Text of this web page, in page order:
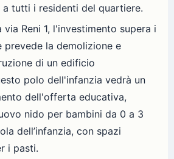
tutti i residenti del quartiere.
Reni 1, l'investimento supera i
prevede la demolizione e
di un edificio
polo dell'infanzia vedrà un
dell'offerta educativa,
nido per bambini da 0 a 3
dell’infanzia, con spazi
i pasti.